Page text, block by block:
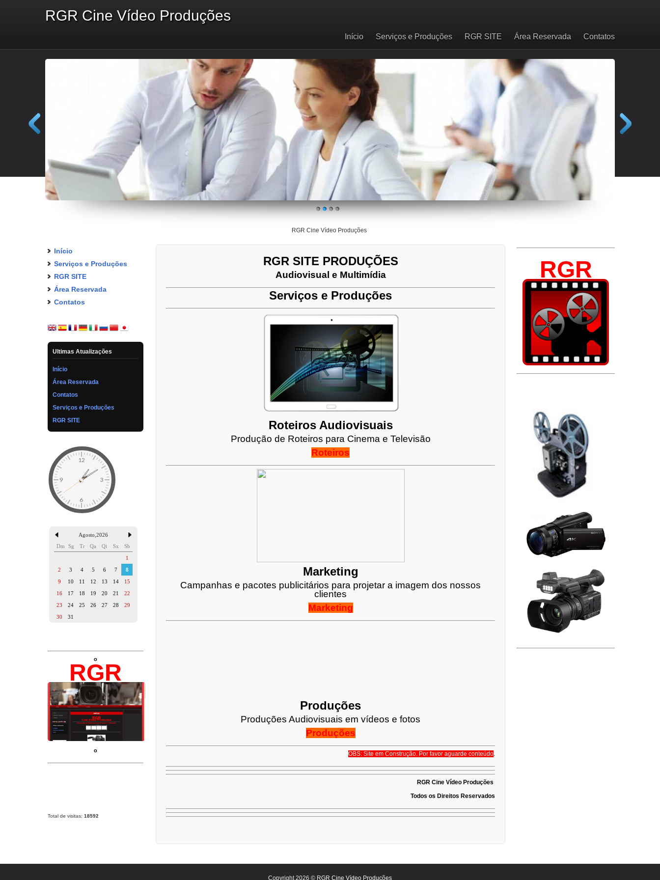
RGR Cine Vídeo Produções
Início Serviços e Produções RGR SITE Área Reservada Contatos
RGR Cine Vídeo Produções
Início
Serviços e Produções
RGR SITE
Área Reservada
Contatos
Ultimas Atualizações
Início
Área Reservada
Contatos
Serviços e Produções
RGR SITE
Agosto 2026
Dm
Sg Tr Qa Qi Sx
Sb
1
2
3 4 5 6 7
8
9
10 11 12 13 14
15
16
17 18 19 20 21
22
23
24 25 26 27 28
29
30
31
o
RGR
o
Total de visitas: 18592
RGR SITE PRODUÇÕES
Audiovisual e Multimídia
Serviços e Produções
Roteiros Audiovisuais
Produção de Roteiros para Cinema e Televisão
Roteiros
Marketing
Campanhas e pacotes publicitários para projetar a imagem dos nossos
clientes
Marketing
Produções
Produções Audiovisuais em vídeos e fotos
Produções
OBS: Site em Construção. Por favor aguarde conteúdo.
RGR Cine Vídeo Produções
Todos os Direitos Reservados
RGR
Copyright 2026 © RGR Cine Vídeo Produções